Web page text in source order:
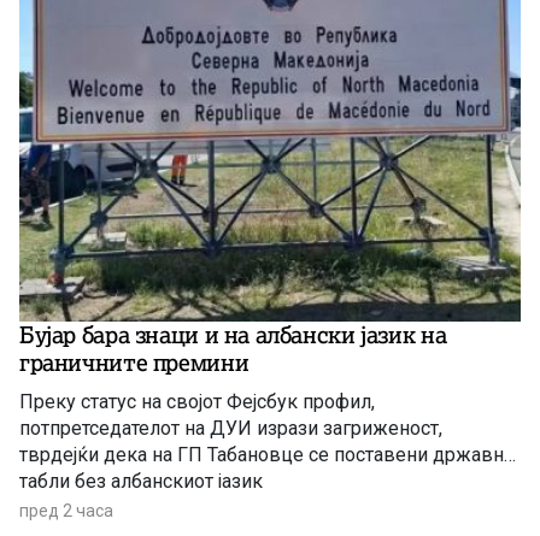
Бујар бара знаци и на албански јазик на
граничните премини
Преку статус на својот Фејсбук профил,
потпретседателот на ДУИ изрази загриженост,
тврдејќи дека на ГП Табановце се поставени државни
табли без албанскиот јазик
пред 2 часа